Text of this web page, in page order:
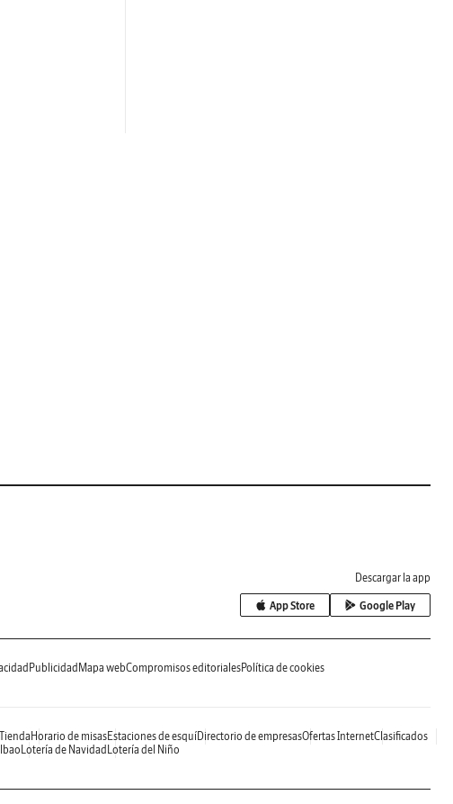
Descargar la app
App Store Google Play
Publicidad Mapa webCompromisos editorialesPolítica de cookies
Horario de misasEstaciones de esquíDirectorio de empresasOfertas InternetClasificados
Lotería de Navidad Lotería del Niño